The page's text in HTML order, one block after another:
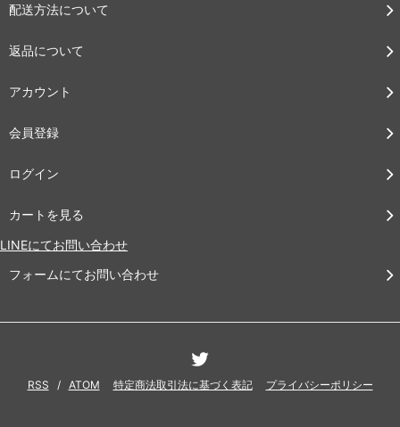
配送方法について
返品について
アカウント
会員登録
ログイン
カートを見る
LINEにてお問い合わせ
フォームにてお問い合わせ
RSS / ATOM 特定商法取引法に基づく表記 プライバシーポリシー